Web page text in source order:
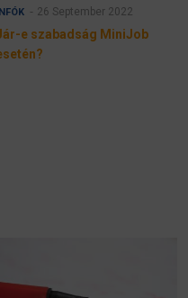
INFÓK 26 September 2022
e szabadság MiniJob